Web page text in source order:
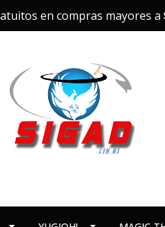
en compras mayores a